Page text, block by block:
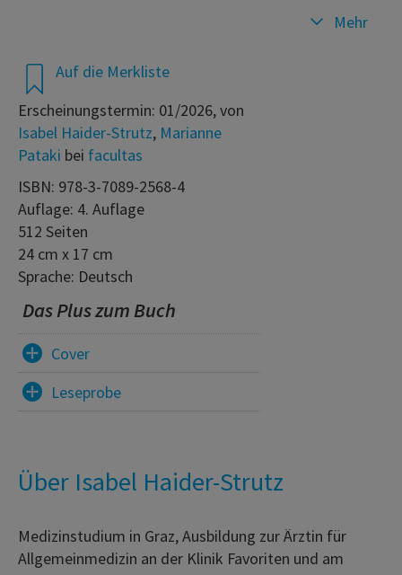
Auf die Merkliste
Erscheinungstermin: 01/2026, von
Isabel Haider-Strutz, Marianne
Pataki bei facultas
ISBN: 978-3-7089-2568-4
Auflage: 4. Auflage
512 Seiten
24 cm x 17 cm
Sprache: Deutsch
Das Plus zum Buch
Cover
Leseprobe
Mehr
Über Isabel Haider-Strutz
Medizinstudium in Graz, Ausbildung zur Ärztin für
Allgemeinmedizin an der Klinik Favoriten und am